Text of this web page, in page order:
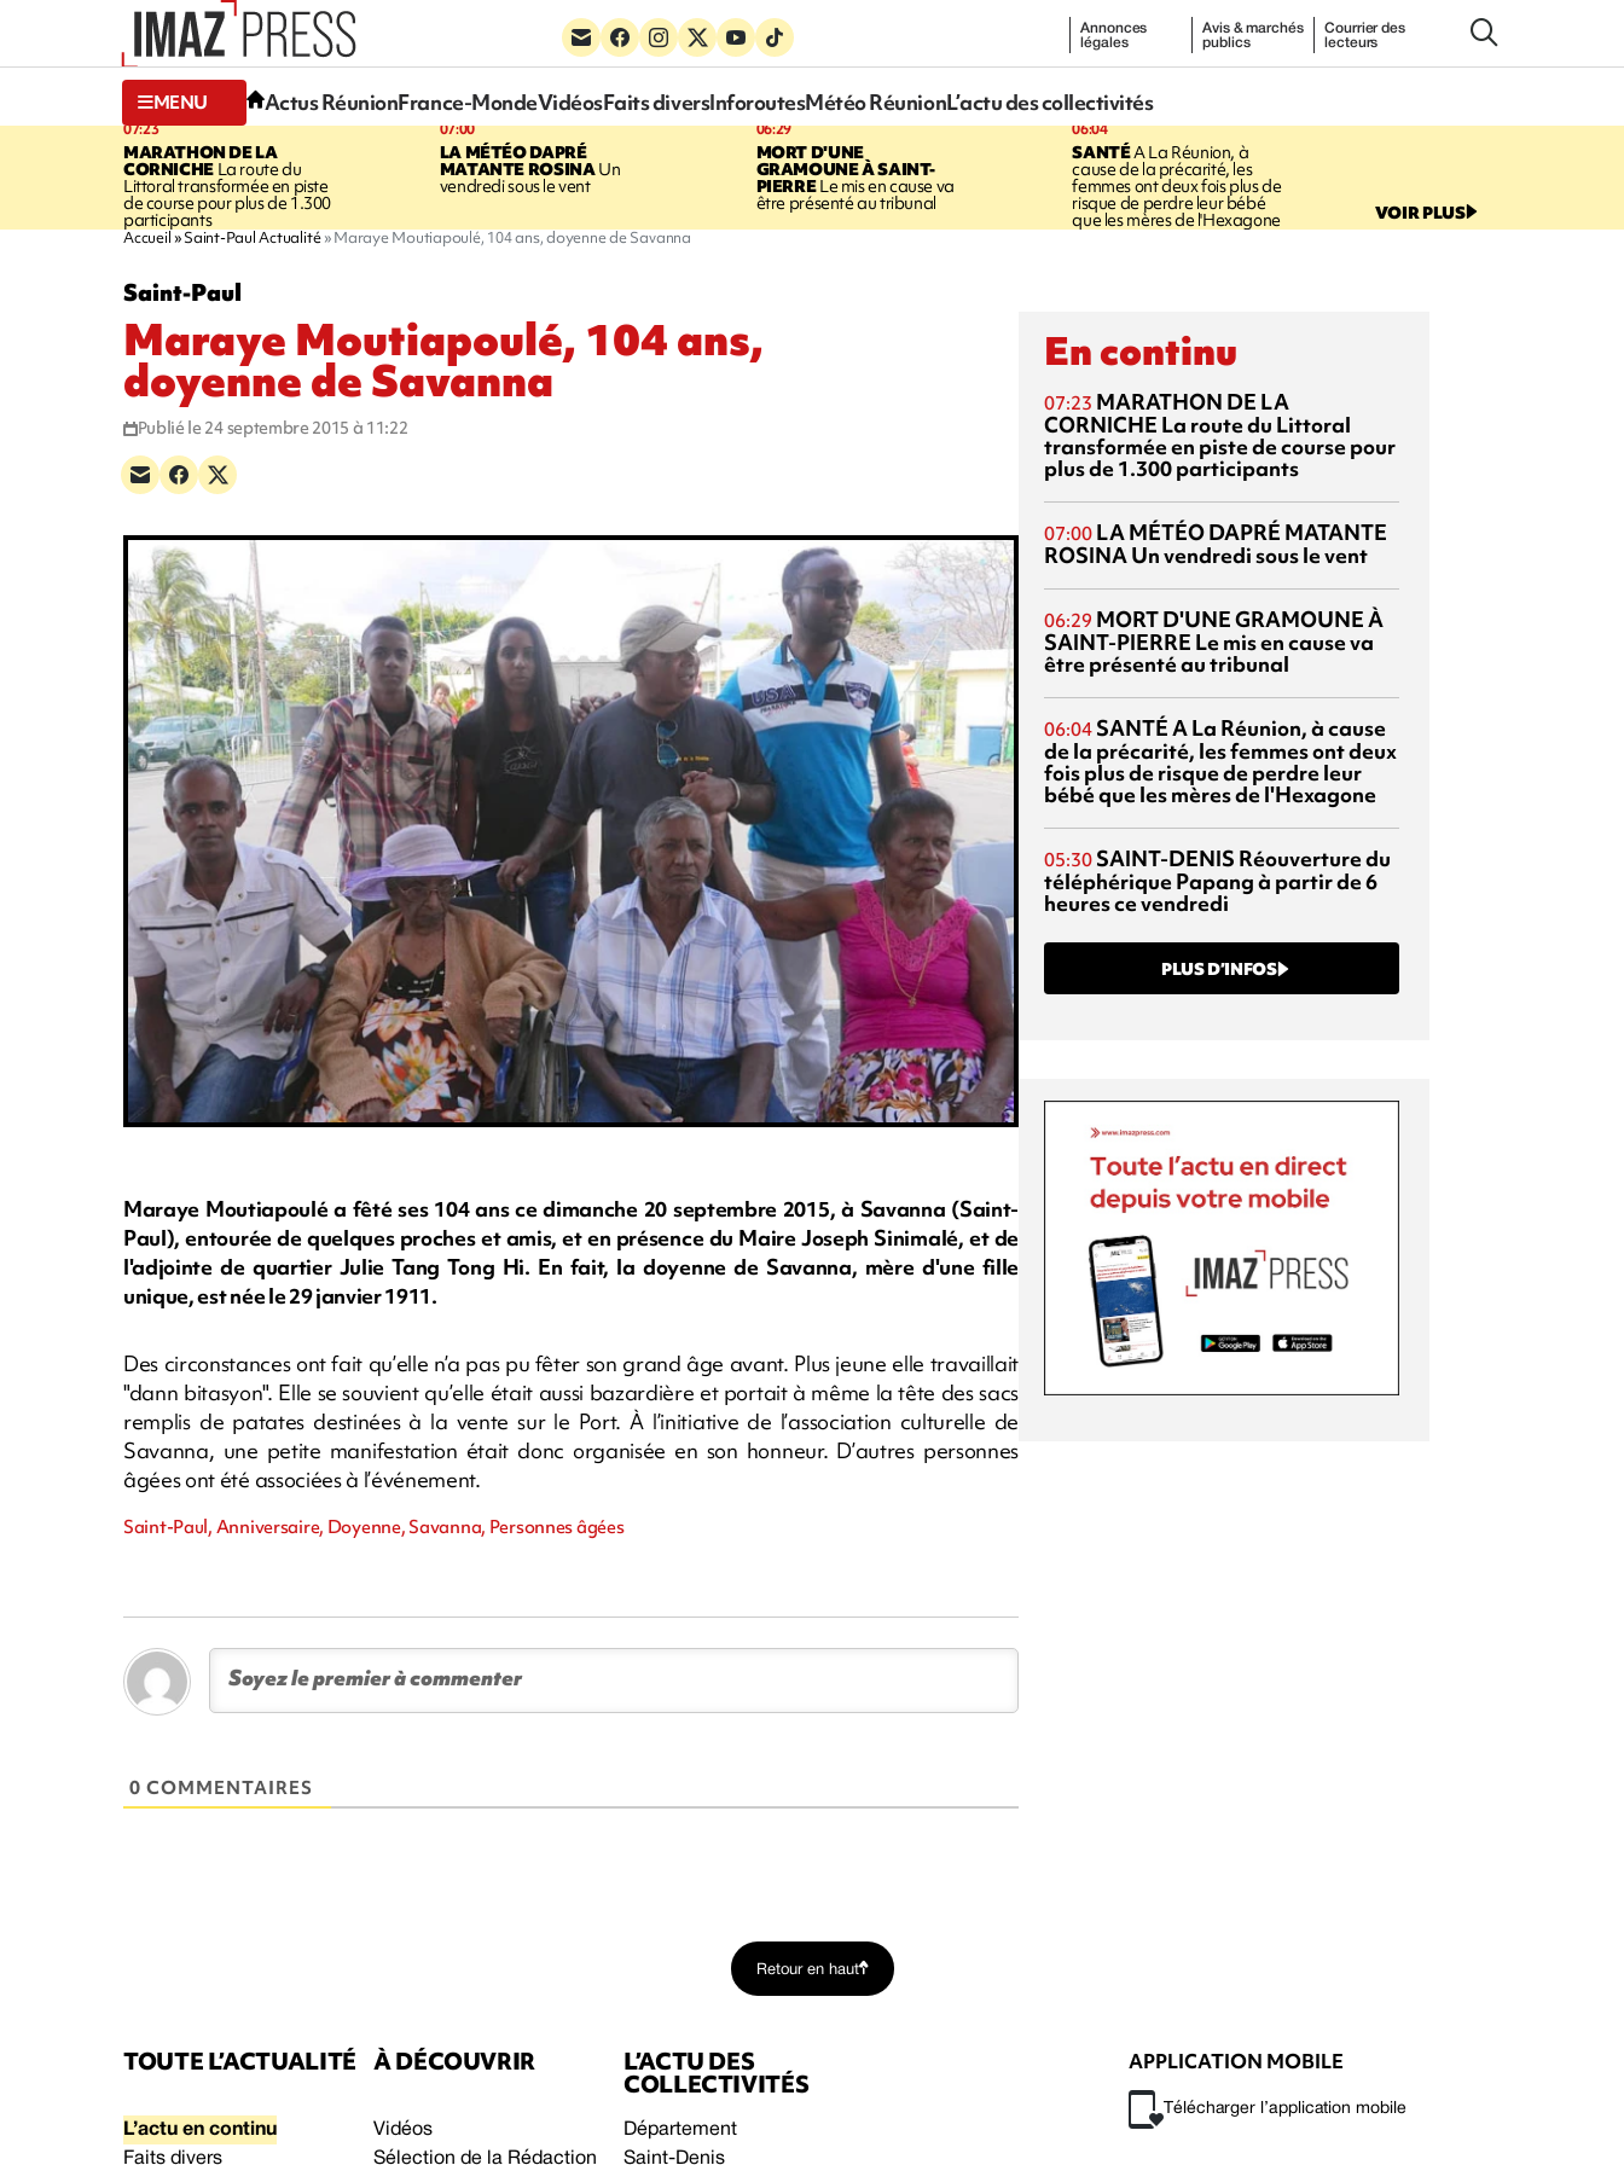
Annonces
légales
Avis & marchés
publics
Courrier des
lecteurs
MENU Actus RéunionFrance-MondeVidéosFaits diversInforoutesMétéo RéunionL’actu des collectivités
07:23
MARATHON DE LA
CORNICHELa route du
Littoral transformée en piste
de course pour plus de 1.300
participants
07:00
LA MÉTÉO DAPRÉ
MATANTE ROSINAUn
vendredi sous le vent
06:29
MORT D'UNE
GRAMOUNE À SAINT-
PIERRELe mis en cause va
être présenté au tribunal
06:04
SANTÉA La Réunion, à
cause de la précarité, les
femmes ont deux fois plus de
risque de perdre leur bébé
que les mères de l'Hexagone VOIR PLUS
Accueil Saint-Paul Actualité Maraye Moutiapoulé, 104 ans, doyenne de Savanna
Saint-Paul
Maraye Moutiapoulé, 104 ans,
doyenne de Savanna
Publié le 24 septembre 2015 à 11:22
Maraye Moutiapoulé a fêté ses 104 ans ce dimanche 20 septembre 2015, à Savanna (Saint-
Paul), entourée de quelques proches et amis, et en présence du Maire Joseph Sinimalé, et de
l'adjointe de quartier Julie Tang Tong Hi. En fait, la doyenne de Savanna, mère d'une fille
unique, est née le 29 janvier 1911.
Des circonstances ont fait qu’elle n’a pas pu fêter son grand âge avant. Plus jeune elle travaillait
"dann bitasyon". Elle se souvient qu’elle était aussi bazardière et portait à même la tête des sacs
remplis de patates destinées à la vente sur le Port. À l’initiative de l’association culturelle de
Savanna, une petite manifestation était donc organisée en son honneur. D’autres personnes
âgées ont été associées à l’événement.
Saint-Paul, Anniversaire, Doyenne, Savanna, Personnes âgées
0 COMMENTAIRES
En continu
07:23 MARATHON DE LA
CORNICHE La route du Littoral
transformée en piste de course pour
plus de 1.300 participants
07:00 LA MÉTÉO DAPRÉ MATANTE
ROSINAUn vendredi sous le vent
06:29 MORT D'UNE GRAMOUNE À
SAINT-PIERRE Le mis en cause va
être présenté au tribunal
06:04 SANTÉA La Réunion, à cause
de la précarité, les femmes ont deux
fois plus de risque de perdre leur
bébé que les mères de l'Hexagone
05:30 SAINT-DENIS Réouverture du
téléphérique Papang à partir de 6
heures ce vendredi
PLUS D’INFOS
Retour en haut
TOUTE L’ACTUALITÉ
L’actu en continu
Faits divers
À DÉCOUVRIR
Vidéos
Sélection de la Rédaction
L’ACTU DES
COLLECTIVITÉS
Département
Saint-Denis
APPLICATION MOBILE
Télécharger l’application mobile